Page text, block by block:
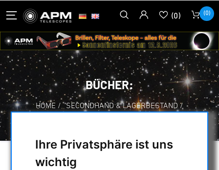
Ihre Privatsphäre ist uns
wichtig
(0) (0)
BÜCHER:
HOME / SECONDHAND & LAGERBESTAND /
AUSWAHL